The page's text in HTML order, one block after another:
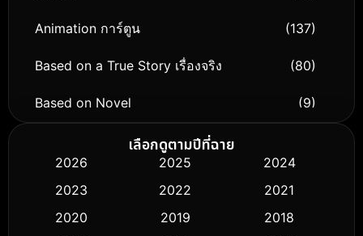
Animation การ์ตูน (137)
Based on a True Story เรื่องจริง (80)
Based on Novel (9)
Biography ชีวิตจริง
Classic หนังคลาสสิก (50)
เลือกดูตามปีที่ฉาย
2026 2025
2024
2023
2022
2021
2020
2019
2018